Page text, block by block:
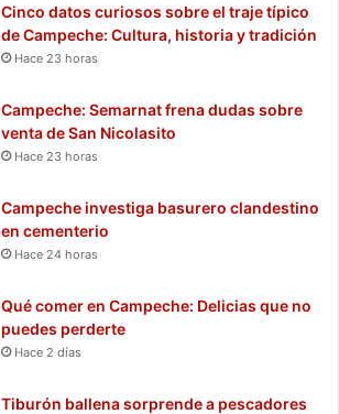
Cinco datos curiosos sobre el traje típico
de Campeche: Cultura, historia y tradición
Hace 23 horas
Campeche: Semarnat frena dudas sobre
venta de San Nicolasito
Hace 23 horas
Campeche investiga basurero clandestino
en cementerio
Hace 24 horas
Qué comer en Campeche: Delicias que no
puedes perderte
Hace 2 días
Tiburón ballena sorprende a pescadores